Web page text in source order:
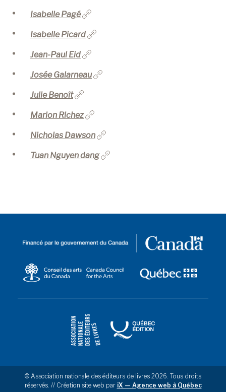
Isabelle Pagé
Isabelle Picard
Jean-Paul Eid
Josée Galarneau
Julie Benoît
Marion Richez
Nicholas Dawson
Tuan Nguyen dang
© Association nationale des éditeurs de livres 2026. Tous droits
réservés. // Création site web par iX — Agence web à Québec